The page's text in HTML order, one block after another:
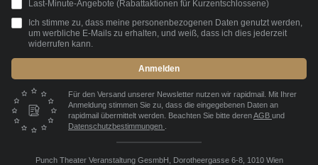
Last-Minute-Angebote (Rabattaktionen für Kurzentschlossene)
Ich stimme zu, dass meine personenbezogenen Daten genutzt werden,
um werbliche E-Mails zu erhalten, und weiß, dass ich dies jederzeit
widerrufen kann.
Anmelden
Für den Versand unserer Newsletter nutzen wir rapidmail. Mit Ihrer
Anmeldung stimmen Sie zu, dass die eingegebenen Daten an
rapidmail übermittelt werden. Beachten Sie bitte derenAGB und
Datenschutzbestimmungen
Punch Theater Veranstaltung GesmbH, Dorotheergasse 6-8, 1010 Wien